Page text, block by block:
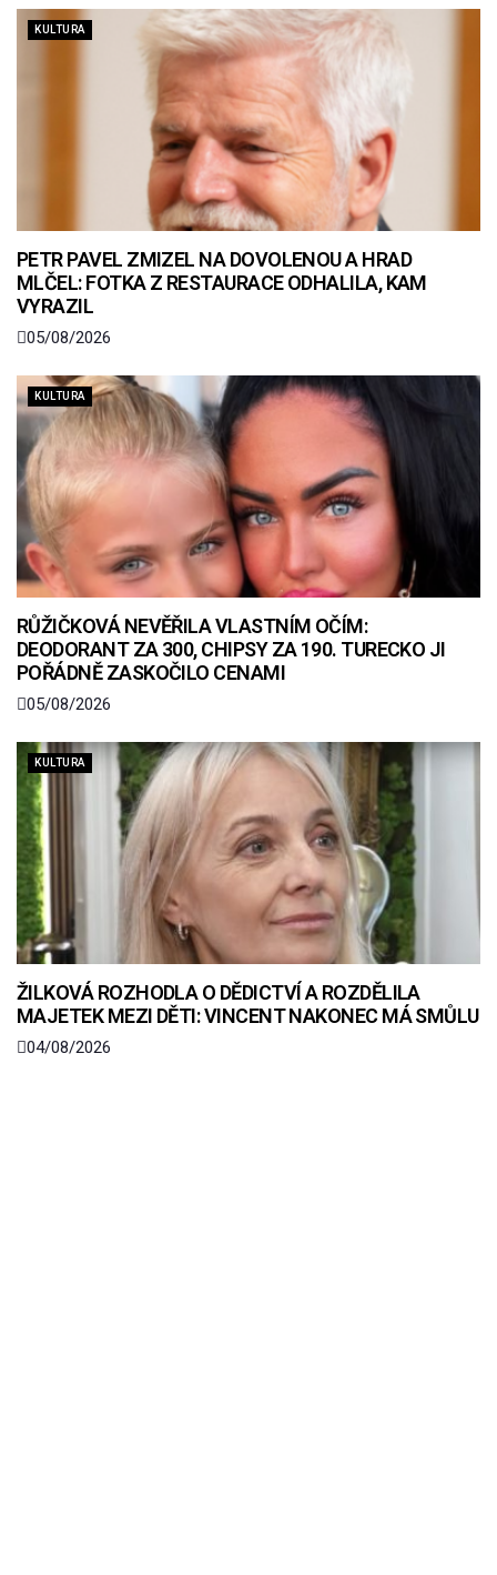
KULTURA
PETR PAVEL ZMIZEL NA DOVOLENOU A HRAD
MLČEL: FOTKA Z RESTAURACE ODHALILA, KAM
VYRAZIL
05/08/2026
KULTURA
RŮŽIČKOVÁ NEVĚŘILA VLASTNÍM OČÍM:
DEODORANT ZA 300, CHIPSY ZA 190. TURECKO JI
POŘÁDNĚ ZASKOČILO CENAMI
05/08/2026
KULTURA
ŽILKOVÁ ROZHODLA O DĚDICTVÍ A ROZDĚLILA
MAJETEK MEZI DĚTI: VINCENT NAKONEC MÁ SMŮLU
04/08/2026